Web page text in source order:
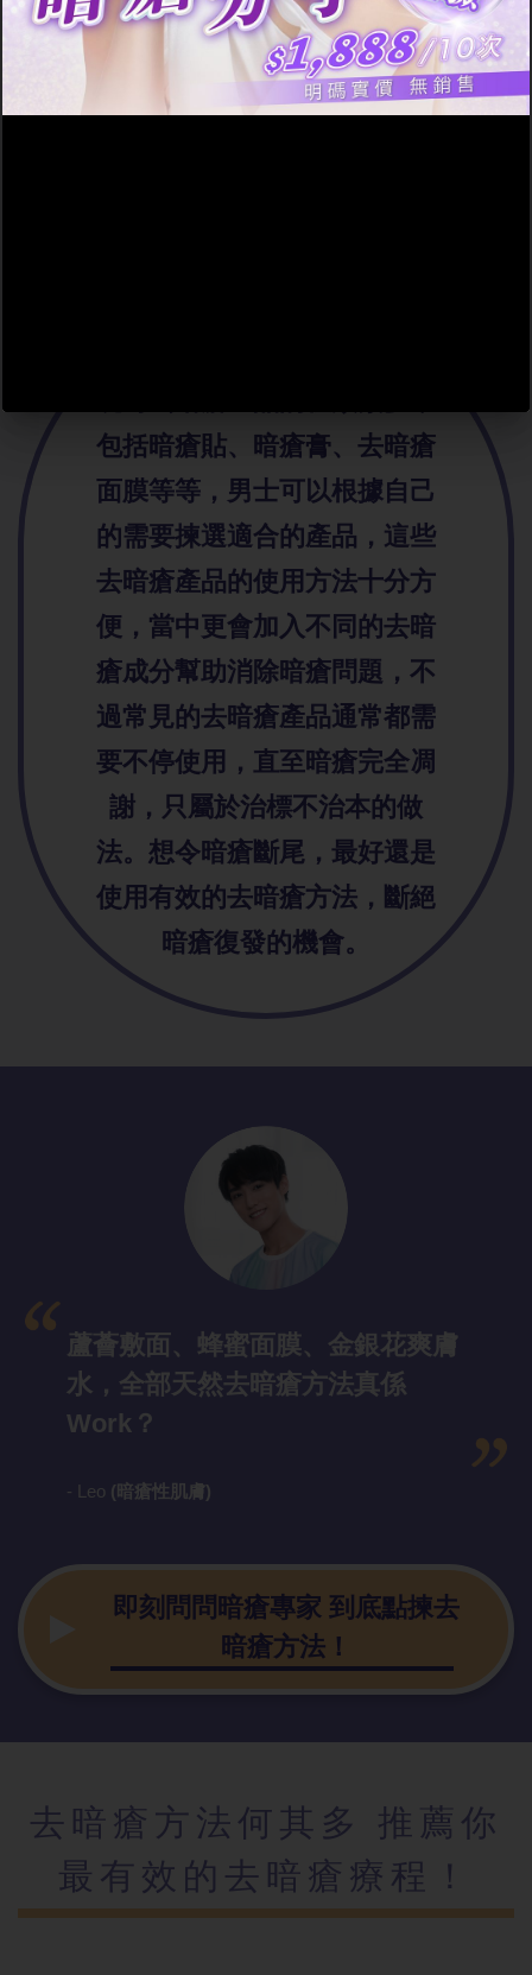
紅，顯著去暗瘡。加上各
種去暗瘡產品的種類十分
繁多，價格範圍亦根據成
分不同而有高低之分，切
等等，有可能引起皮膚乾
燥、脫皮、發紅、刺痛、
痕癢等問題。
包括暗瘡貼、暗瘡膏、去暗瘡
面膜等等，男士可以根據自己
的需要揀選適合的產品，這些
去暗瘡產品的使用方法十分方
便，當中更會加入不同的去暗
瘡成分幫助消除暗瘡問題，不
過常見的去暗瘡產品通常都需
要不停使用，直至暗瘡完全凋
謝，只屬於治標不治本的做
法。想令暗瘡斷尾，最好還是
使用有效的去暗瘡方法，斷絕
暗瘡復發的機會。
蘆薈敷面、蜂蜜面膜、金銀花爽膚
水，全部天然去暗瘡方法真係
Work？
- Leo (暗瘡性肌膚)
即刻問問暗瘡專家 到底點揀去
暗瘡方法！
去暗瘡方法何其多 推薦你
最有效的去暗瘡療程！